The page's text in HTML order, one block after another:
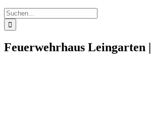
Suche
nach:
Feuerwehrhaus